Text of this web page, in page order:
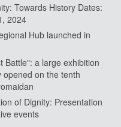
Towards History Dates:
2024
Hub launched in
Battle": a large exhibition
on the tenth
of Dignity: Presentation
events